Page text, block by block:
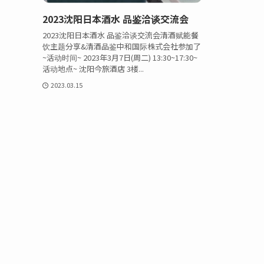
2023沈阳日本酒水 品鉴洽谈交流会
2023沈阳日本酒水 品鉴洽谈交流会清酒赋能餐
饮主题分享&清酒品鉴中和国际株式会社参加了
~活动时间~ 2023年3月7日(周二) 13:30~17:30~
活动地点~ 沈阳今旅酒店 3楼...
2023.03.15